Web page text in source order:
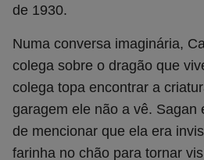
de 1930.
Numa conversa imaginária,
colega sobre o dragão que
colega topa encontrar a
garagem ele não a vê. Sagan
de mencionar que ela era
farinha no chão para tornar